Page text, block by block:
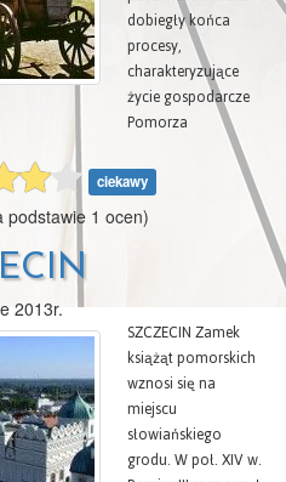
Kazimierz V: 1413—
1428),
dobiegły końca
procesy,
charakteryzujące
życie gospodarcze
Pomorza
Zachodniego w
poprzedzającym
stuleciu. Proces
osadniczy
większości terenów,
nadających się pod
uprawę; kolonizacja,
objąwszy nawet
niektóre ziemie
bardzo ubogie pod
ciekawy
podstawie 1 ocen)
2013r.
SZCZECIN Zamek
książąt pomorskich
wznosi się na
miejscu
słowiańskiego
grodu. W poł. XIV w.